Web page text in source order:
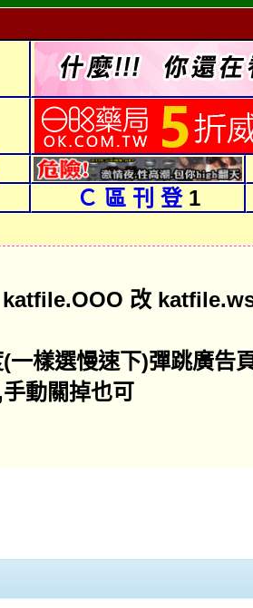
Ｃ 區 刊 登1
改
樣選慢速下)彈跳廣告
動關掉也可